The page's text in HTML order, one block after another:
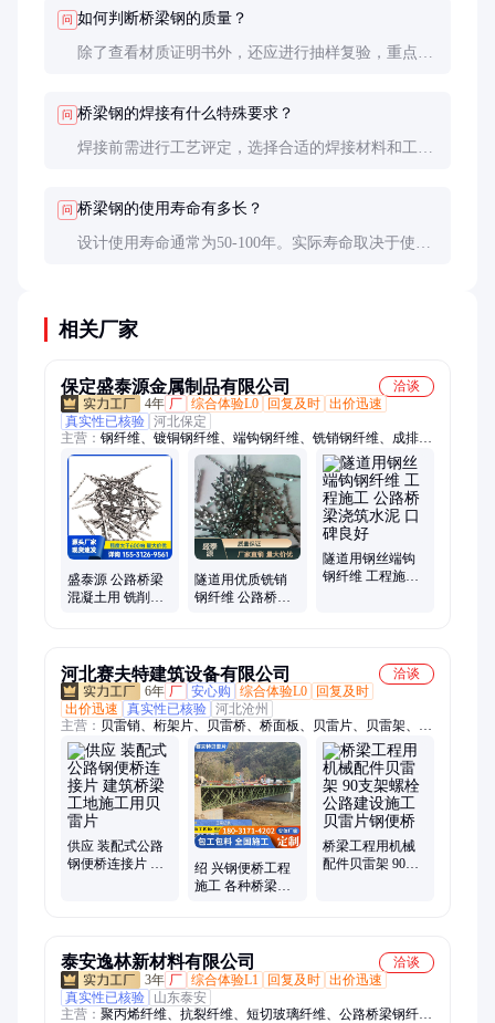
问 如何判断桥梁钢的质量？
除了查看材质证明书外，还应进行抽样复验，重点检
问 桥梁钢的焊接有什么特殊要求？
焊接前需进行工艺评定，选择合适的焊接材料和工艺
问 桥梁钢的使用寿命有多长？
设计使用寿命通常为50-100年。实际寿命取决于使用
相关厂家
保定盛泰源金属制品有限公司
洽谈
4年 厂 综合体验L0 回复及时 出价迅速
真实性已核验 河北保定
主营： 钢纤维、镀铜钢纤维、端钩钢纤维、铣销钢纤维、成排钢
纤维、钢纤维机器
盛泰源 公路桥梁
混凝土用 铣削钢
隧道用优质铣销
钢纤维 公路桥梁
隧道用钢丝端钩
钢纤维 工程施工
河北赛夫特建筑设备有限公司
洽谈
6年 厂 安心购 综合体验L0
回复及时
出价迅速
真实性已核验 河北沧州
主营： 贝雷销、桁架片、贝雷桥、桥面板、贝雷片、贝雷架、钢
架桥、支架花架、弦杆螺栓、抗风拉杆、支架螺栓、架桥桁架、
角钢桁架、片支撑架
供应 装配式公路
钢便桥连接片 建
绍 兴钢便桥工程
施工 各种桥梁程
桥梁工程用机械
配件贝雷架 90支
泰安逸林新材料有限公司
洽谈
3年 厂 综合体验L1 回复及时 出价迅速
真实性已核验
山东泰安
主营： 聚丙烯纤维、抗裂纤维、短切玻璃纤维、公路桥梁钢纤